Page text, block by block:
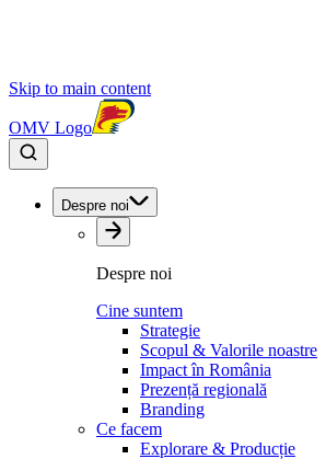
Skip to main content
OMV Logo
Despre noi
Despre noi
Cine suntem
Strategie
Scopul & Valorile noastre
Impact în România
Prezență regională
Branding
Ce facem
Explorare & Producție